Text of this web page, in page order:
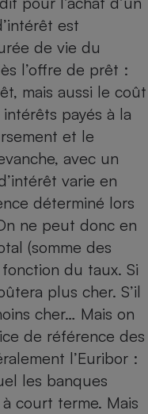
est
de vie du
l’offre de prêt :
mais aussi le coût
payés à la
et le
avec un
varie en
déterminé lors
ne peut donc en
(somme des
du taux. Si
plus cher. S’il
cher… Mais on
de référence des
l’Euribor :
les banques
court terme. Mais
Complément
alimentaire
bouteille
emprunteur
Banque
électroménager -
Lave-linge
Plaque de cuisson à
induction
Téléviseur
Téléphone mobile -
Smartphone
Matelas
Radiateur électrique
Mutuelle
Antimoustique